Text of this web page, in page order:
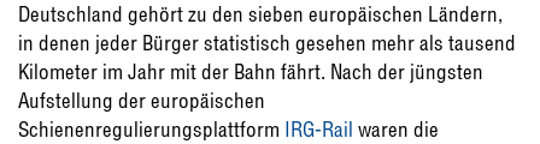
Deutschland gehört zu den sieben europäischen Ländern,
in denen jeder Bürger statistisch gesehen mehr als tausend
Kilometer im Jahr mit der Bahn fährt. Nach der jüngsten
Aufstellung der europäischen
Schienenregulierungsplattform IRG-Rail waren die